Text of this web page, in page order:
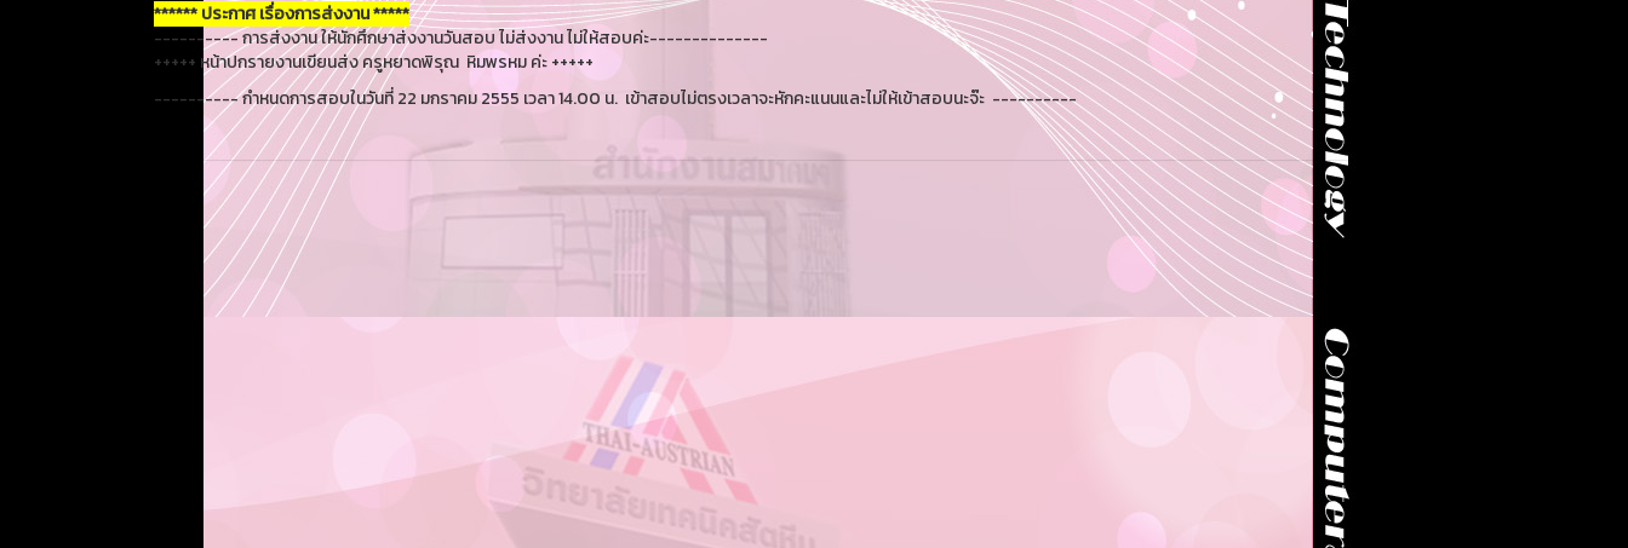
****** ประกาศ เรื่องการส่งงาน *****
---------- การส่งงาน ให้นักศึกษาส่งงานวันสอบ ไม่ส่งงาน ไม่ให้สอบค่ะ--------------
+++++ หน้าปกรายงานเขียนส่ง ครูหยาดพิรุณ หิมพรหม ค่ะ +++++
---------- กำหนดการสอบในวันที่ 22 มกราคม 2555 เวลา 14.00 น. เข้าสอบไม่ตรงเวลาจะหักคะแนนและไม่ให้เข้าสอบนะจ๊ะ ----------